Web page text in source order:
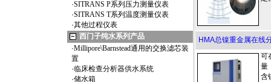
·SITRANS P系列压力测量仪表
·SITRANS T系列温度测量仪表
·其他过程仪表
西门子纯水系列产品
·Millipore\Barnstead通用的交换滤芯装
置
·临床检查分析器供水系统
·储水箱
HMA总镍重金属在线
可
量
含